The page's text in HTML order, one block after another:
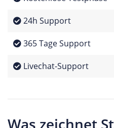
24h Support
365 Tage Support
Livechat-Support
Was zeichnet